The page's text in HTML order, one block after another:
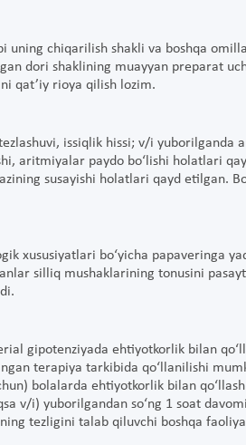
uning chiqarilish shakli va boshqa
dori shaklining muayyan preparat
qat’iy rioya qilish lozim.
issiqlik hissi; v/i yuborilganda
aritmiyalar paydo bo‘lishi holatlari
susayishi holatlari qayd etilgan.
xususiyatlari bo‘yicha papaveringa
silliq mushaklarining tonusini
gipotenziyada ehtiyotkorlik bilan
terapiya tarkibida qo‘llanilishi
bolalarda ehtiyotkorlik bilan
v/i) yuborilgandan so‘ng 1 soat
tezligini talab qiluvchi boshqa